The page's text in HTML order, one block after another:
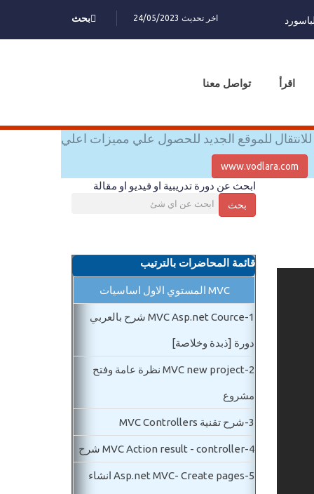
اخر تحديث 24/05/2023 بحث
اقرأ تواصل معنا
للموقع الجديد للحصول علي مميزات اعلي
www.vodlara.com
ابحث عن دورة تدريبية او فيديو او مقالة
بحث
قائمة المحاضرات بالترتيب
MVC المستوي الاول اساسيات
1- MVC Asp.net Cource شرح بالعربي
دورة [ذبدة وخلاصة]
2- MVC new project نظرة عامة وفتح
مشروع
3- شرح تقنية MVC Controllers
4- MVC Action result - controller شرح
5- Asp.net MVC- Create pages انشاء